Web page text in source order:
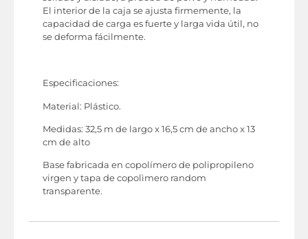
El interior de la caja se ajusta firmemente, la
capacidad de carga es fuerte y larga vida útil, no
se deforma fácilmente.
Especificaciones:
Material: Plástico.
Medidas: 32,5 m de largo x 16,5 cm de ancho x 13
cm de alto
Base fabricada en copolímero de polipropileno
virgen y tapa de copolìmero random
transparente.